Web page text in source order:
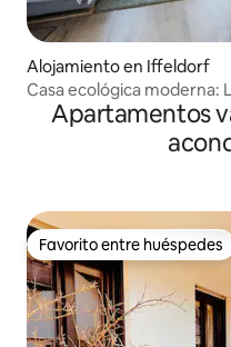
Alojamiento en Iffeldorf
Casa ecológica moderna:
Apartamentos
Favorito entre huéspedes
Favorito entre huéspedes